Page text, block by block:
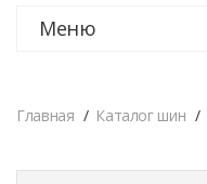
Меню
Главная Каталог шин